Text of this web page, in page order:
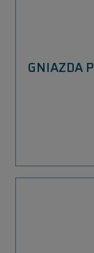
GNIAZDA